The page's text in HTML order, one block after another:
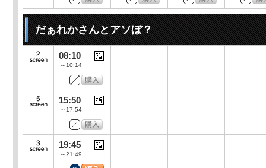
だぁれかさんとアソぼ？
08:10
～10:14
15:50
～17:54
19:45
～21:49